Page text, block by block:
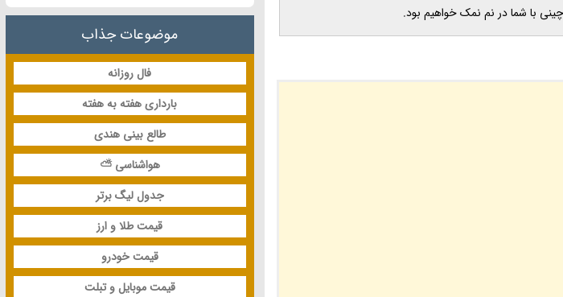
با شما در نم نمک خواهیم بود.
موضوعات جذاب
فال روزانه
بارداری هفته به هفته
طالع بینی هندی
هواشناسی ⛅
جدول لیگ برتر
قیمت طلا و ارز
قیمت خودرو
قیمت موبایل و تبلت